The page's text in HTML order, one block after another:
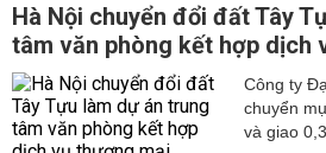
Hà Nội chuyển đổi đất Tây
tâm văn phòng kết hợp dịch
Công ty
chuyển
và giao